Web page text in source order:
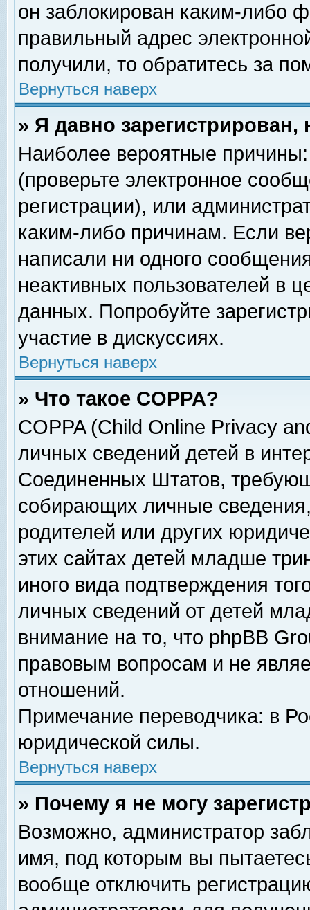
он заблокирован каким-либо
правильный адрес
получили, то обратитесь за
Вернуться наверх
» Я давно
Наиболее вероятные
(проверьте электронное
регистрации), или
каким-либо причинам. Если
написали ни одного
неактивных пользователей в
данных. Попробуйте
участие в дискуссиях.
Вернуться наверх
» Что такое COPPA?
COPPA (Child Online Privacy
личных сведений детей в
Соединенных Штатов,
собирающих личные
родителей или других
этих сайтах детей младше
иного вида подтверждения
личных сведений от детей
внимание на то, что phpBB
правовым вопросам и не
отношений.
Примечание переводчика: в
юридической силы.
Вернуться наверх
» Почему я не могу
Возможно, администратор
имя, под которым вы
вообще отключить